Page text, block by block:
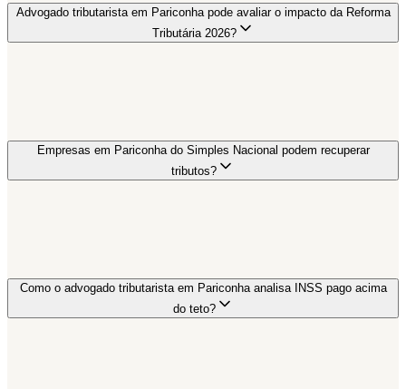
Advogado tributarista em Pariconha pode avaliar o impacto da Reforma
Tributária 2026?
Empresas em Pariconha do Simples Nacional podem recuperar
tributos?
Como o advogado tributarista em Pariconha analisa INSS pago acima
do teto?